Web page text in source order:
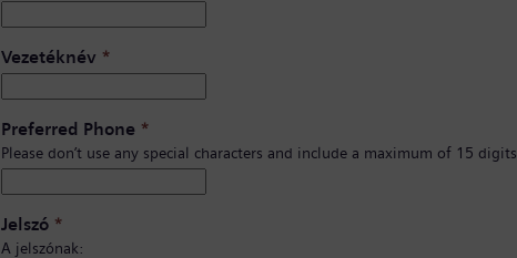
Vezetéknév *
Preferred Phone *
Please don’t use any special characters and include a maximum of 15 digits.
Jelszó *
A jelszónak: